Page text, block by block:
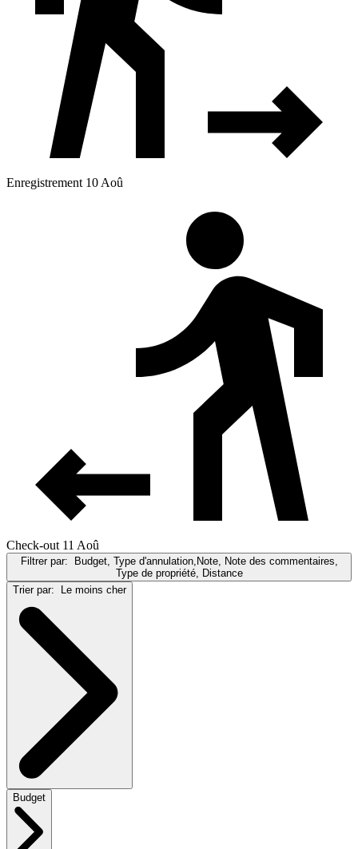
Enregistrement 10 Aoû
Check-out 11 Aoû
Filtrer par: Budget, Type d'annulation,Note, Note des commentaires,
Type de propriété, Distance
Trier par: Le moins cher
Budget